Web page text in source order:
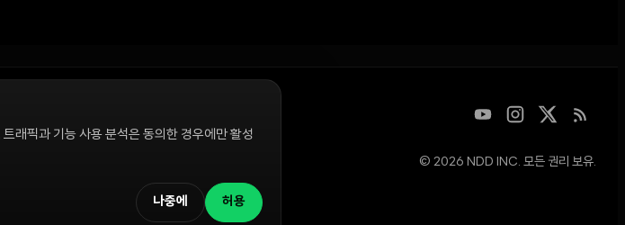
운영되며, 필진은 이 사이트에서 다루는 디지털 자산을
투자 자문이 아닙니다. 정책 문의와 편집 요청은
© 2026 NDD INC. 모든 권리 보유.
래픽과 기능 사용 분석은 동의한 경우에만 활성
나중에 허용